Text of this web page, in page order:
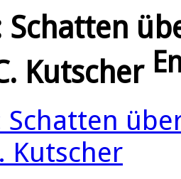
Schatten
Kutscher